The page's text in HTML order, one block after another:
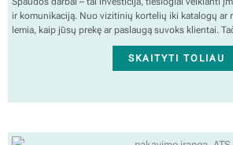
ir komunikaciją. Nuo vizitinių kortelių iki katalogų ar
lemia, kaip jūsų prekę ar paslaugą suvoks klientai.
SKAITYTI TOLIAU